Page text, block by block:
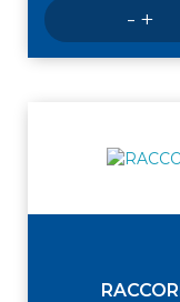
- +